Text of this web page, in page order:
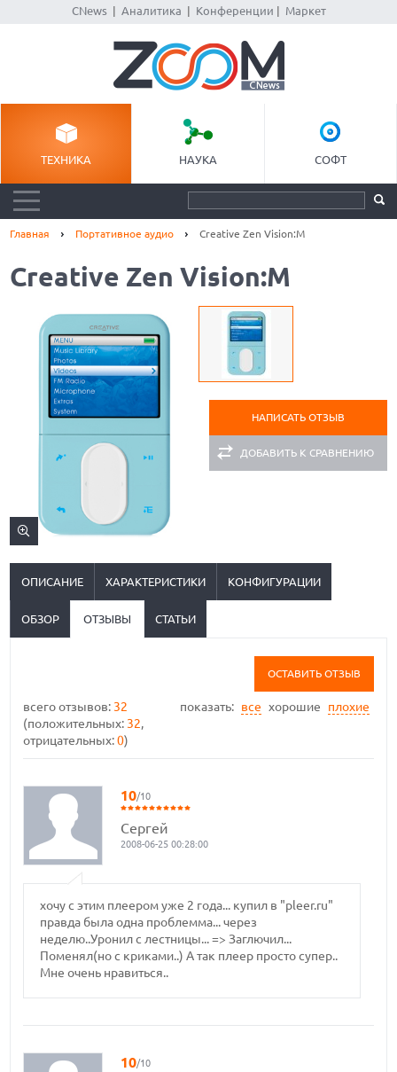
CNews| Аналитика Конференции Маркет
ТЕХНИКА НАУКА СОФТ
Главная Портативное аудио Creative Zen Vision:M
Creative Zen Vision:M
НАПИСАТЬ ОТЗЫВ
ДОБАВИТЬ К СРАВНЕНИЮ
ОПИСАНИЕ ХАРАКТЕРИСТИКИ КОНФИГУРАЦИИ
ОБЗОР ОТЗЫВЫ СТАТЬИ
ОСТАВИТЬ ОТЗЫВ
показать: все хорошие плохие
всего отзывов: 32
(положительных: 32,
отрицательных:0)
10/10
Сергей
2008-06-25 00:28:00
хочу с этим плеером уже 2 года... купил в "pleer.ru"
правда была одна проблемма... через
неделю..Уронил с лестницы... => Заглючил...
Поменял(но с криками..) А так плеер просто супер..
Мне очень нравиться..
10/10